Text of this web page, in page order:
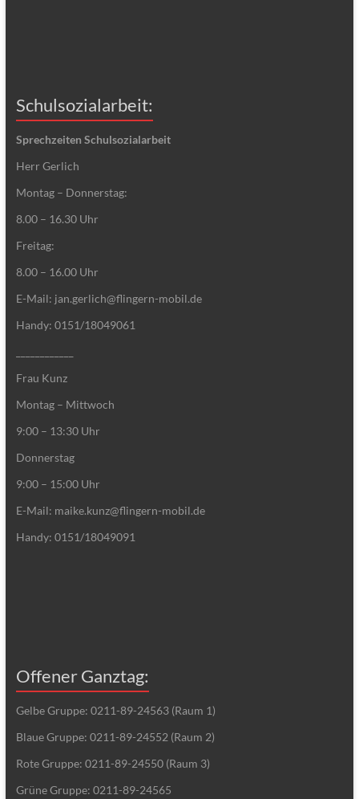
Schulsozialarbeit:
Sprechzeiten Schulsozialarbeit
Herr Gerlich
Montag – Donnerstag:
8.00 – 16.30 Uhr
Freitag:
8.00 – 16.00 Uhr
E-Mail: jan.gerlich@flingern-mobil.de
Handy: 0151/18049061
Frau Kunz
Montag – Mittwoch
9:00 – 13:30 Uhr
Donnerstag
9:00 – 15:00 Uhr
E-Mail: maike.kunz@flingern-mobil.de
Handy: 0151/18049091
Offener Ganztag:
Gelbe Gruppe: 0211-89-24563 (Raum 1)
Blaue Gruppe: 0211-89-24552 (Raum 2)
Rote Gruppe: 0211-89-24550 (Raum 3)
Grüne Gruppe: 0211-89-24565